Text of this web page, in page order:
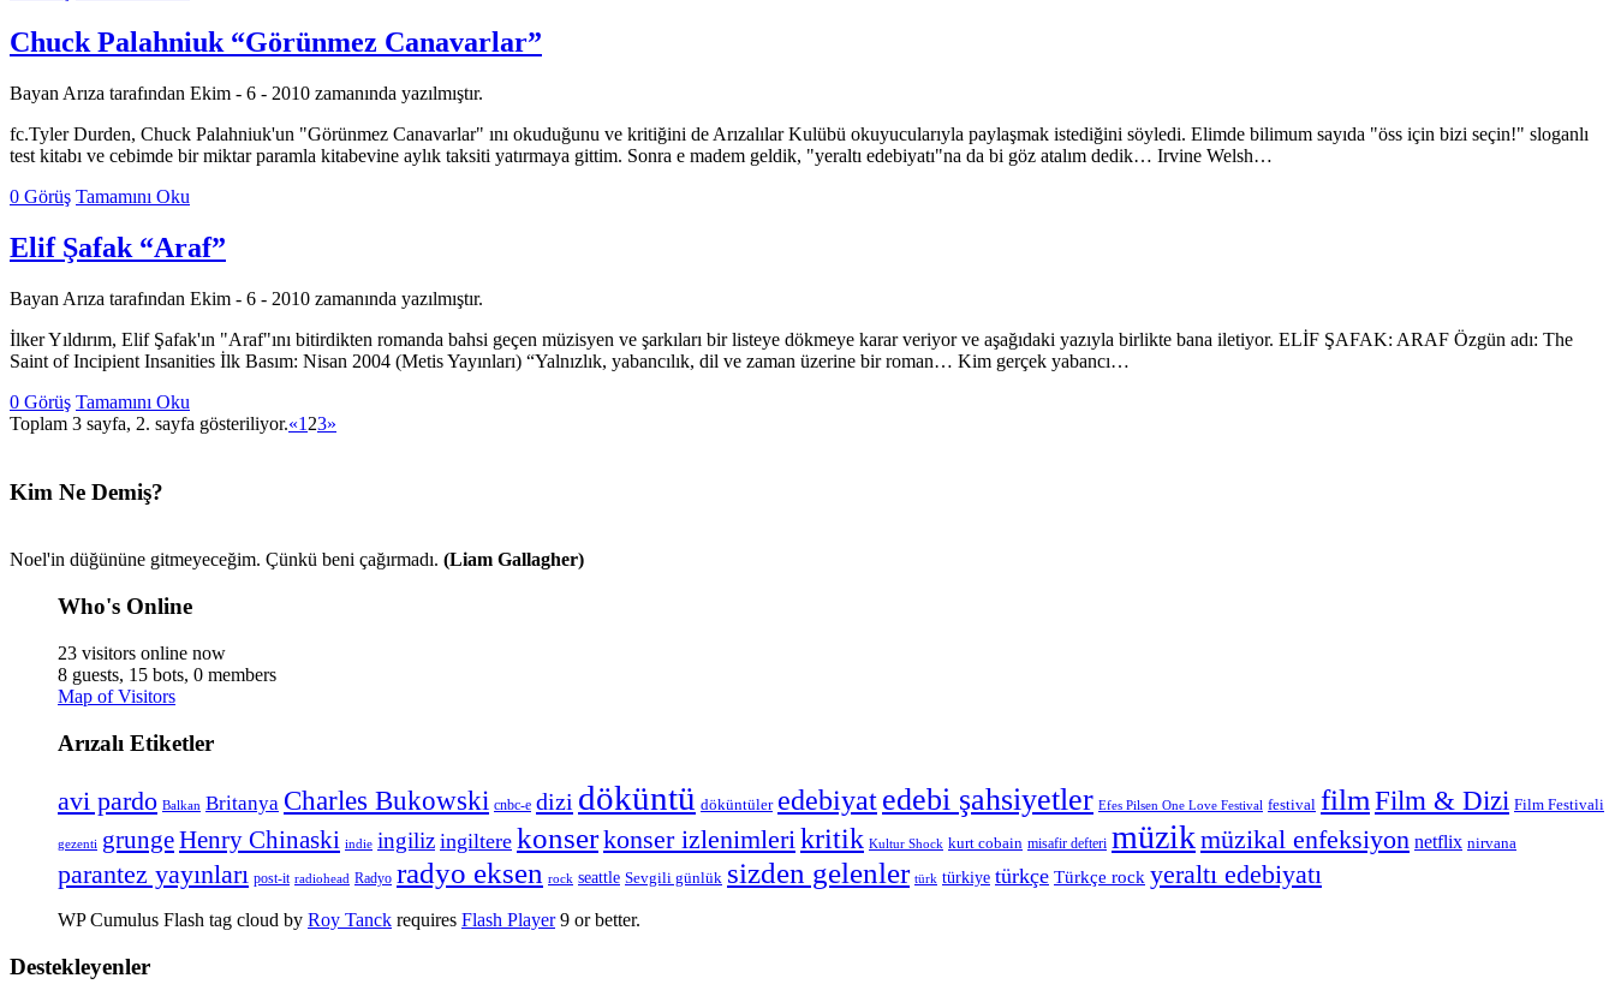
Chuck Palahniuk “Görünmez Canavarlar”
Bayan Arıza tarafından Ekim - 6 - 2010 zamanında yazılmıştır.
fc.Tyler Durden, Chuck Palahniuk'un "Görünmez Canavarlar" ını okuduğunu ve kritiğini de Arızalılar Kulübü okuyucularıyla paylaşmak istediğini söyledi. Elimde bilimum sayıda "öss için bizi seçin!" sloganlı
test kitabı ve cebimde bir miktar paramla kitabevine aylık taksiti yatırmaya gittim. Sonra e madem geldik, "yeraltı edebiyatı"na da bi göz atalım dedik… Irvine Welsh…
0 Görüş Tamamını Oku
Elif Şafak “Araf”
Bayan Arıza tarafından Ekim - 6 - 2010 zamanında yazılmıştır.
İlker Yıldırım, Elif Şafak'ın "Araf"ını bitirdikten romanda bahsi geçen müzisyen ve şarkıları bir listeye dökmeye karar veriyor ve aşağıdaki yazıyla birlikte bana iletiyor. ELİF ŞAFAK: ARAF Özgün adı: The
Saint of Incipient Insanities İlk Basım: Nisan 2004 (Metis Yayınları) “Yalnızlık, yabancılık, dil ve zaman üzerine bir roman… Kim gerçek yabancı…
0 Görüş Tamamını Oku
Toplam 3 sayfa, 2. sayfa gösteriliyor.«1 23»
Kim Ne Demiş?
Noel'in düğününe gitmeyeceğim. Çünkü beni çağırmadı. (Liam Gallagher)
Who's Online
23 visitors online now
8 guests, 15 bots, 0 members
Map of Visitors
Arızalı Etiketler
avi pardo Balkan Britanya Charles Bukowski cnbc-e dizi döküntü döküntüler edebiyatedebi şahsiyetler Efes Pilsen One Love Festival festival film Film & Dizi Film Festivali
gezenti grungeHenry Chinaski indie ingiliz ingiltere konserkonser izlenimlerikritik Kultur Shock kurt cobain misafir defteri müzikmüzikal enfeksiyon netflix nirvana
parantez yayınları post-it radiohead Radyo radyo eksen rock seattle Sevgili günlük sizden gelenler türk türkiye türkçe Türkçe rock yeraltı edebiyatı
WP Cumulus Flash tag cloud by Roy Tanck requires Flash Player9 or better.
Destekleyenler